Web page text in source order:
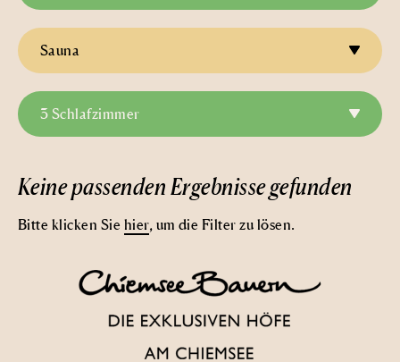
Sauna
3 Schlafzimmer
Keine passenden Ergebnisse gefunden
Bitte klicken Sie hier, um die Filter zu lösen.